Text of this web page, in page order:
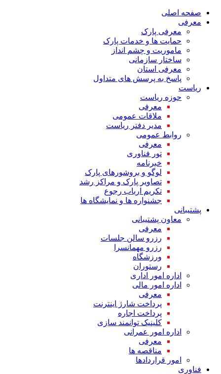
صفحه اصلی
معرفی
معرفی پارک
حمایت ها و خدمات پارک
ماموریت و چشم انداز
ساختار سازمانی
معرفی استان
پاسخ به پرسش های متداول
ریاست
حوزه ریاست
معرفی
ملاقات عمومی
مدیر دفتر ریاست
روابط عمومی
معرفی
تور فناوری
خبرنامه
لوگو و بروشورهای پارک
تصاویر پارک و مراکز رشد
تکریم ارباب رجوع
جشنواره ها و نمایشگاه ها
پشتیبانی
معاون پشتیبانی
معرفی
رزرو سالن جلسات
رزرو مهمانسرا
ورزشگاه
رستوران
اداره امور اداری
اداره امور مالی
معرفی
پرداخت شارژ اینترنت
پرداخت اجاره
کلینیک توانمند سازی
اداره امور عمرانی
معرفی
مناقصه ها
امور قراردادها
فناوری